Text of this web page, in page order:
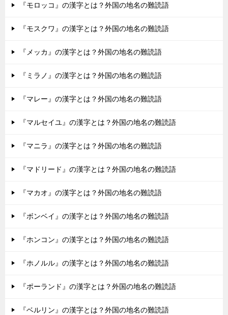
『モロッコ』の漢字とは？外国の地名の難読語
『モスクワ』の漢字とは？外国の地名の難読語
『メッカ』の漢字とは？外国の地名の難読語
『ミラノ』の漢字とは？外国の地名の難読語
『マレー』の漢字とは？外国の地名の難読語
『マルセイユ』の漢字とは？外国の地名の難読語
『マニラ』の漢字とは？外国の地名の難読語
『マドリード』の漢字とは？外国の地名の難読語
『マカオ』の漢字とは？外国の地名の難読語
『ボンベイ』の漢字とは？外国の地名の難読語
『ホンコン』の漢字とは？外国の地名の難読語
『ホノルル』の漢字とは？外国の地名の難読語
『ポーランド』の漢字とは？外国の地名の難読語
『ベルリン』の漢字とは？外国の地名の難読語